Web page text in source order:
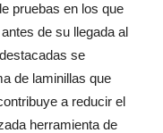
pruebas en los que
de su llegada al
se
de laminillas que
a reducir el
herramienta de